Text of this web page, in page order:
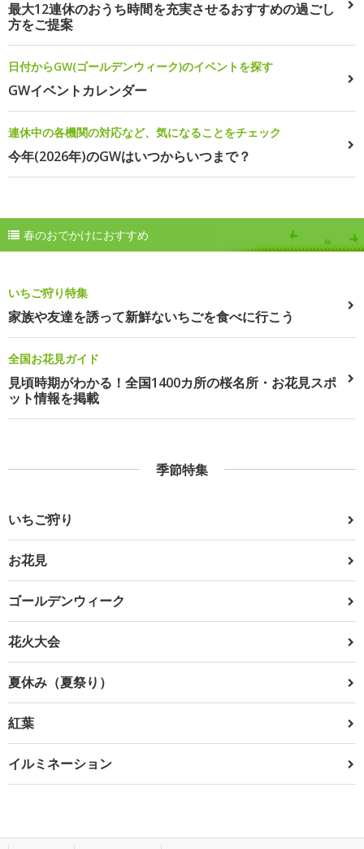
最大12連休のおうち時間を充実させるおすすめの過ごし
方をご提案
日付からGW(ゴールデンウィーク)のイベントを探す
GWイベントカレンダー
連休中の各機関の対応など、気になることをチェック
今年(2026年)のGWはいつからいつまで？
春のおでかけにおすすめ
いちご狩り特集
家族や友達を誘って新鮮ないちごを食べに行こう
全国お花見ガイド
見頃時期がわかる！全国1400カ所の桜名所・お花見スポ
ット情報を掲載
季節特集
いちご狩り
お花見
ゴールデンウィーク
花火大会
夏休み（夏祭り）
紅葉
イルミネーション